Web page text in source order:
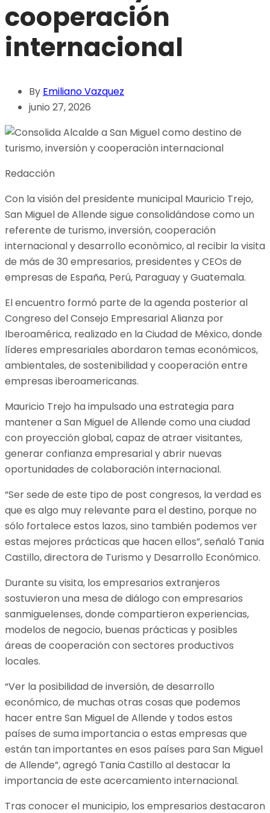
cooperación
internacional
By Emiliano Vazquez
junio 27, 2026
Redacción
Con la visión del presidente municipal Mauricio Trejo,
San Miguel de Allende sigue consolidándose como un
referente de turismo, inversión, cooperación
internacional y desarrollo económico, al recibir la visita
de más de 30 empresarios, presidentes y CEOs de
empresas de España, Perú, Paraguay y Guatemala.
El encuentro formó parte de la agenda posterior al
Congreso del Consejo Empresarial Alianza por
Iberoamérica, realizado en la Ciudad de México, donde
líderes empresariales abordaron temas económicos,
ambientales, de sostenibilidad y cooperación entre
empresas iberoamericanas.
Mauricio Trejo ha impulsado una estrategia para
mantener a San Miguel de Allende como una ciudad
con proyección global, capaz de atraer visitantes,
generar confianza empresarial y abrir nuevas
oportunidades de colaboración internacional.
“Ser sede de este tipo de post congresos, la verdad es
que es algo muy relevante para el destino, porque no
sólo fortalece estos lazos, sino también podemos ver
estas mejores prácticas que hacen ellos”, señaló Tania
Castillo, directora de Turismo y Desarrollo Económico.
Durante su visita, los empresarios extranjeros
sostuvieron una mesa de diálogo con empresarios
sanmiguelenses, donde compartieron experiencias,
modelos de negocio, buenas prácticas y posibles
áreas de cooperación con sectores productivos
locales.
“Ver la posibilidad de inversión, de desarrollo
económico, de muchas otras cosas que podemos
hacer entre San Miguel de Allende y todos estos
países de suma importancia o estas empresas que
están tan importantes en esos países para San Miguel
de Allende”, agregó Tania Castillo al destacar la
importancia de este acercamiento internacional.
Tras conocer el municipio, los empresarios destacaron